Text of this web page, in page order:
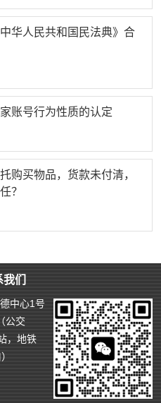
华人民共和国民法典》合
账号行为性质的认定
购买物品，货款未付清，
？
们
中心1号
公交
，地铁